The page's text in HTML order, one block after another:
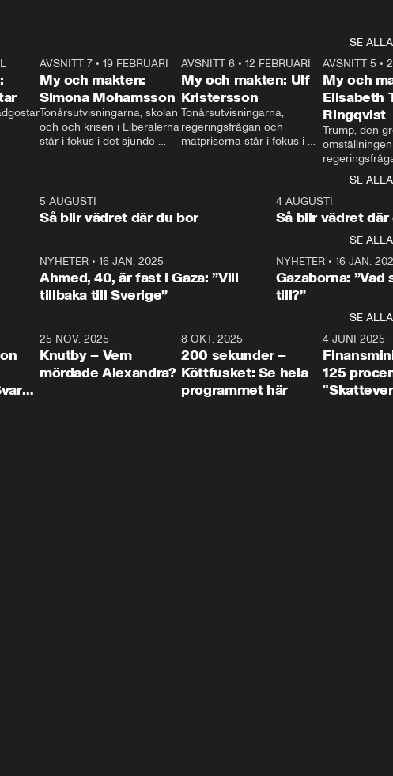
SE ALLA
vi
24:30
AVSNITT 7• 19 FEBRUARI
My och makten:
Simona Mohamsson
Tonårsutvisningarna, skolan
och och krisen i Liberalerna
står i fokus i det sjunde
kommentator My
Rohwedder ställer
utbildnings- och
Mohamsson till svars.
27:30
AVSNITT 6 •12 FEBRUARI
My och makten: Ulf
Kristersson
Tonårsutvisningarna,
regeringsfrågan och
matpriserna står i fokus i
Rohwedder ställer
statsminister Ulf Kristersson
AVSNITT 5 •
My och
Elisabeth
Ringqvist
Trump, den
centrum i
avsnittet av
Makten”. Se
Aftonbladets
Rohwedder
Thand Ring
SE ALLA
5 AUGUSTI
Så blir vädret där du bor
4 AUGUSTI
Så blir vädret där
SE ALLA
NYHETER• 16 JAN. 2025
Ahmed, 40, är fast i Gaza: ”Vill
tillbaka till Sverige”
NYHETER• 16 JAN.
Gazaborna:
till?”
SE ALLA
31:05
25 NOV. 2025
Knutby – Vem
mördade Alexandra?
4:29
8 OKT. 2025
200 sekunder –
Köttfusket: Se hela
programmet här
4 JUNI 2025
125